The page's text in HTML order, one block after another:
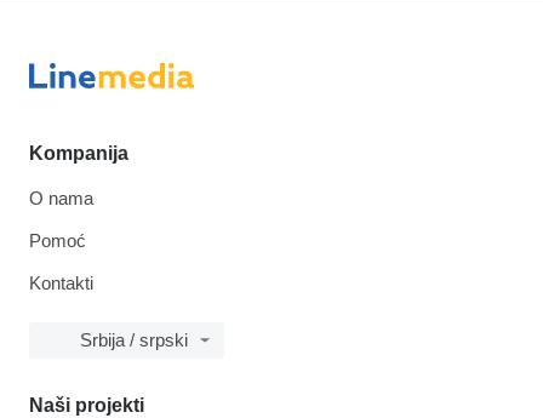
Kompanija
O nama
Pomoć
Kontakti
Srbija / srpski
Naši projekti